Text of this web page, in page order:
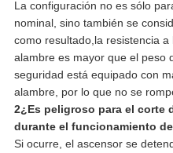
La configuración no es sólo
nominal, sino también se
como resultado,la resistencia
alambre es mayor que el peso
seguridad está equipado con
alambre, por lo que no se
2¿Es peligroso para el corte
durante el funcionamiento
Si ocurre, el ascensor se